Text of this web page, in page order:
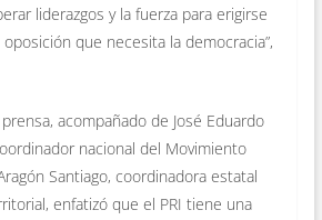
liderazgos y la fuerza para erigirse
que necesita la democracia”,
acompañado de José Eduardo
nacional del Movimiento
Santiago, coordinadora estatal
enfatizó que el PRI tiene una